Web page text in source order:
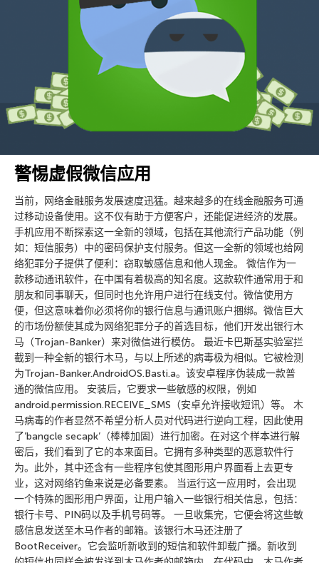
警惕虚假微信应用
当前，网络金融服务发展速度迅猛。越来越多的在线金融服务可通
过移动设备使用。这不仅有助于方便客户，还能促进经济的发展。
手机应用不断探索这一全新的领域，包括在其他流行产品功能（例
如：短信服务）中的密码保护支付服务。但这一全新的领域也给网
络犯罪分子提供了便利：窃取敏感信息和他人现金。 微信作为一
款移动通讯软件，在中国有着极高的知名度。这款软件通常用于和
朋友和同事聊天，但同时也允许用户进行在线支付。微信使用方
便，但这意味着你必须将你的银行信息与通讯账户捆绑。微信巨大
的市场份额使其成为网络犯罪分子的首选目标，他们开发出银行木
马（Trojan-Banker）来对微信进行模仿。 最近卡巴斯基实验室拦
截到一种全新的银行木马，与以上所述的病毒极为相似。它被检测
为Trojan-Banker.AndroidOS.Basti.a。该安卓程序伪装成一款普
通的微信应用。 安装后，它要求一些敏感的权限，例如
android.permission.RECEIVE_SMS（安卓允许接收短讯）等。 木
马病毒的作者显然不希望分析人员对代码进行逆向工程，因此使用
了’bangcle secapk’（棒棒加固）进行加密。在对这个样本进行解
密后，我们看到了它的本来面目。它拥有多种类型的恶意软件行
为。此外，其中还含有一些程序包使其图形用户界面看上去更专
业，这对网络钓鱼来说是必备要素。 当运行这一应用时，会出现
一个特殊的图形用户界面，让用户输入一些银行相关信息，包括：
银行卡号、PIN码以及手机号码等。 一旦收集完，它便会将这些敏
感信息发送至木马作者的邮箱。该银行木马还注册了
BootReceiver。它会监听新收到的短信和软件卸载广播。新收到